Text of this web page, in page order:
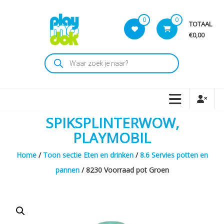
Playmodok
Tweedehands
dromen
voor
iedereen
0 0 TOTAAL
€0,00
Producten
zoeken
SPIKSPLINTERWOW,
PLAYMOBIL
Home/ Toon sectie Eten en drinken/8.6 Servies potten en
pannen/ 8230 Voorraad pot Groen